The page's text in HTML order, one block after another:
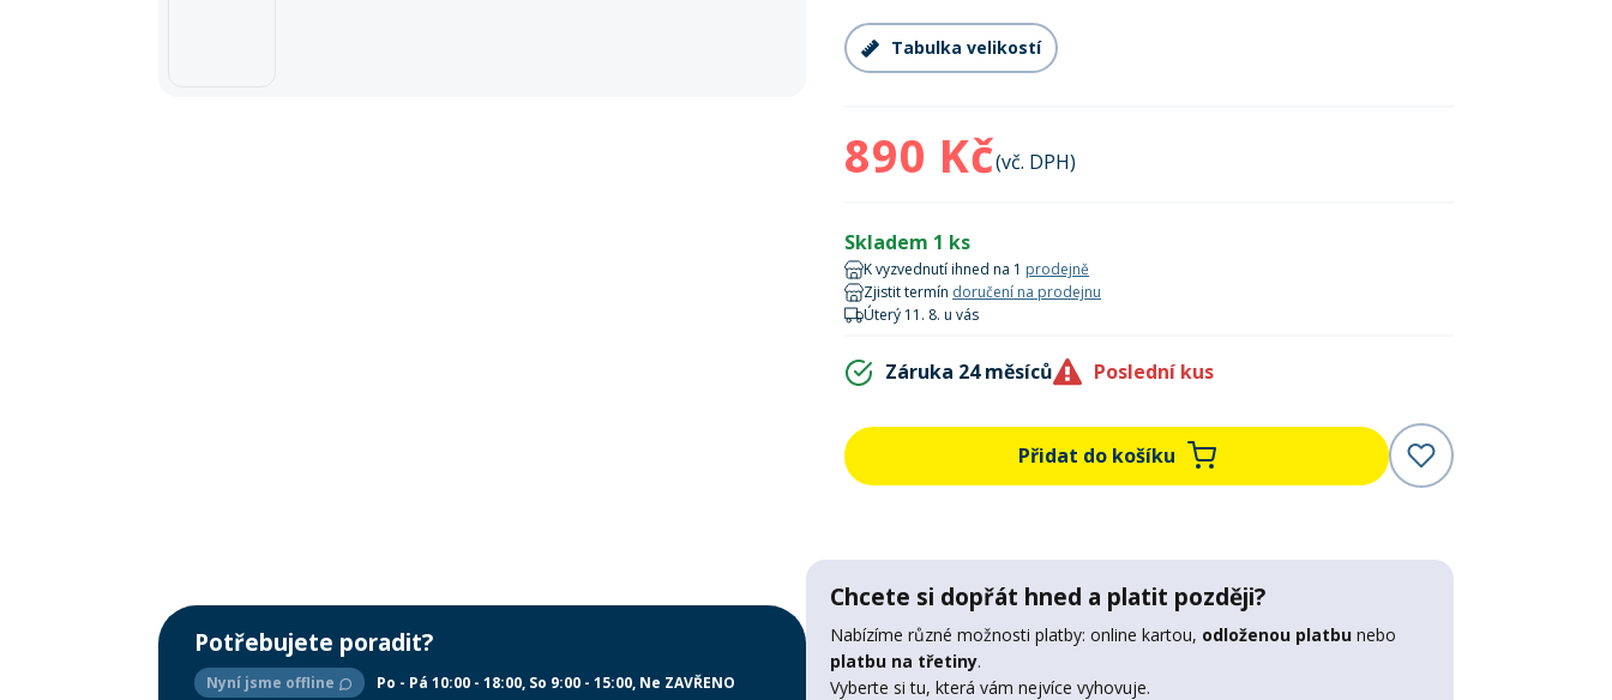
Tabulka velikostí
890 Kč(vč. DPH)
Skladem 1 ks
K vyzvednutí ihned na 1 prodejně
Zjistit termín doručení na prodejnu
Úterý 11. 8. u vás
Záruka 24 měsíců Poslední kus
Přidat do košíku
Chcete si dopřát hned a platit později?
Nabízíme různé možnosti platby: online kartou, odloženou platbu nebo
platbu na třetiny.
Vyberte si tu, která vám nejvíce vyhovuje.
Potřebujete poradit?
Nyní jsme offline Po - Pá 10:00 - 18:00 So 9:00 - 15:00 Ne ZAVŘENO